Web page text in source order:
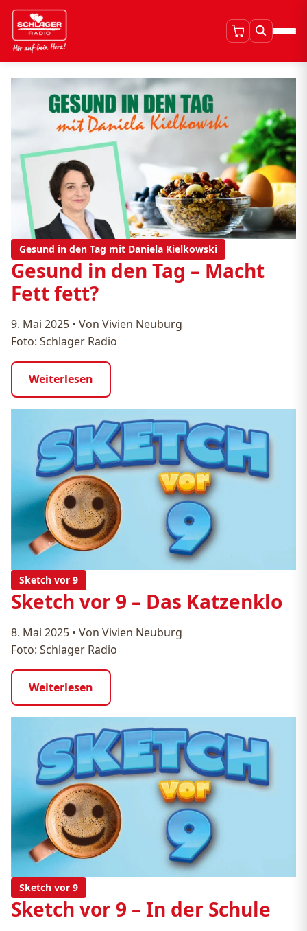
Gesund in den Tag mit Daniela Kielkowski
Gesund in den Tag – Macht
Fett fett?
9. Mai 2025 • Von Vivien Neuburg
Foto: Schlager Radio
Weiterlesen
Sketch vor 9
Sketch vor 9 – Das Katzenklo
8. Mai 2025 • Von Vivien Neuburg
Foto: Schlager Radio
Weiterlesen
Sketch vor 9
Sketch vor 9 – In der Schule